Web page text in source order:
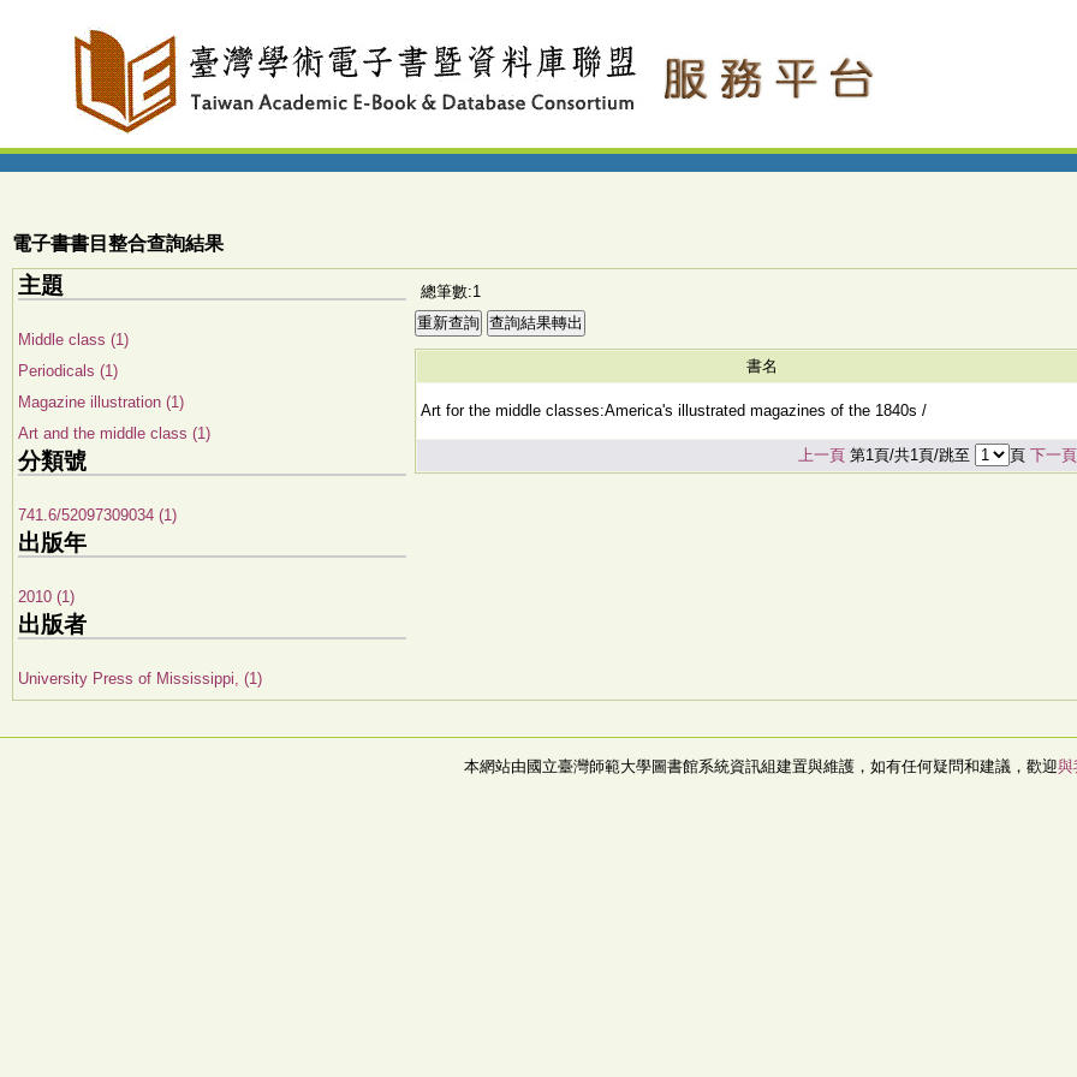
電子書書目整合查詢結果
主題
Middle class (1)
Periodicals (1)
Magazine illustration (1)
Art and the middle class (1)
分類號
741.6/52097309034 (1)
出版年
2010 (1)
出版者
University Press of Mississippi, (1)
總筆數:1
書名
Art for the middle classes:America's illustrated magazines of the 1840s /
上一頁第1頁/共1頁/跳至 頁 下一頁
本網站由國立臺灣師範大學圖書館系統資訊組建置與維護，如有任何疑問和建議，歡迎與